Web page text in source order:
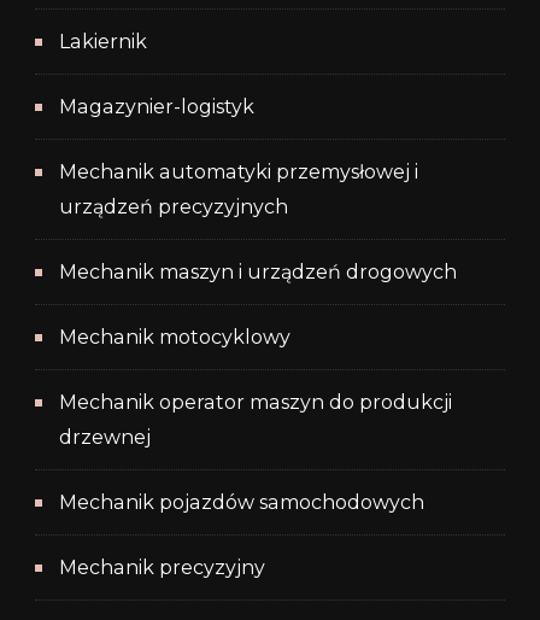
Lakiernik
Magazynier-logistyk
Mechanik automatyki przemysłowej i
urządzeń precyzyjnych
Mechanik maszyn i urządzeń drogowych
Mechanik motocyklowy
Mechanik operator maszyn do produkcji
drzewnej
Mechanik pojazdów samochodowych
Mechanik precyzyjny